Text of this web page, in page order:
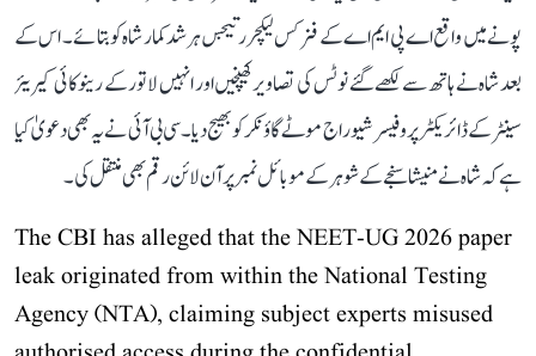
پونے میں واقع اے پی ایم اے کے فزکس لیکچرر تیجس ہرشد کمار شاہ کو بتائے۔ اس کے
بعد شاہ نے ہاتھ سے لکھے گئے نوٹس کی تصاویر کھینچیں اور انہیں لاتور کے رینوکائی کیریئر
سینٹر کے ڈائریکٹر پروفیسر شیوراج موٹے گاؤنکر کو بھیج دیا۔ سی بی آئی نے یہ بھی دعویٰ کیا
ہے کہ شاہ نے منیشا سنجے کے شوہر کے موبائل نمبر پر آن لائن رقم بھی منتقل کی۔
The CBI has alleged that the NEET-UG 2026 paper
leak originated from within the National Testing
Agency (NTA), claiming subject experts misused